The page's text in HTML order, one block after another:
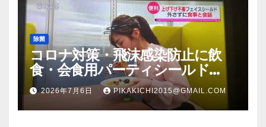
除菌
コロナ対策・飛沫感染防止に飲
食・会食用パーティシールド
（マスク会食代替品）ＦＢＣ福井
放送のＴＶ番組での紹介映像
2026年7月6日 PIKAKICHI2015@GMAIL.COM